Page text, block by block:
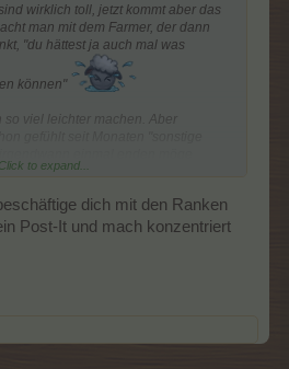
wirklich toll, jetzt kommt aber das
man mit dem Farmer, der dann
"du hättest ja auch mal was
können"
so viel leichter machen. Aber
muss ich nicht immer bei den Quest
Click to expand...
dich mit den Ranken
Post-It und mach konzentriert